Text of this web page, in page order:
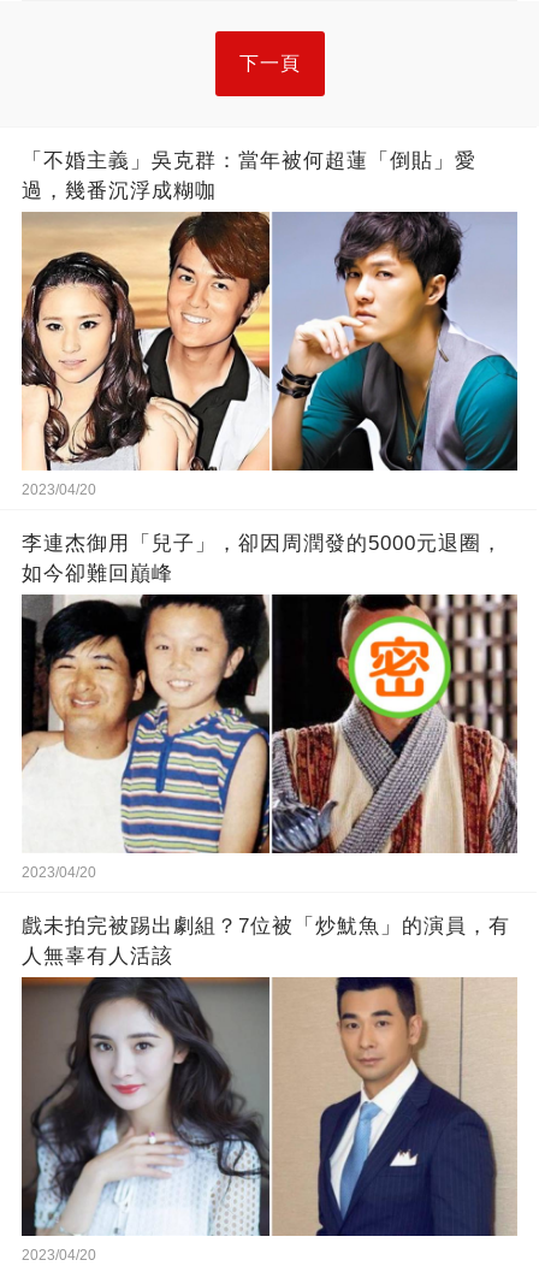
下一頁
「不婚主義」吳克群：當年被何超蓮「倒貼」愛
過，幾番沉浮成糊咖
2023/04/20
李連杰御用「兒子」，卻因周潤發的5000元退圈，
如今卻難回巔峰
2023/04/20
戲未拍完被踢出劇組？7位被「炒魷魚」的演員，有
人無辜有人活該
2023/04/20